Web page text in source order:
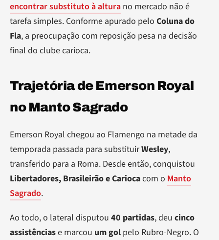
encontrar substituto à altura no mercado não é
tarefa simples. Conforme apurado pelo Coluna do
Fla, a preocupação com reposição pesa na decisão
final do clube carioca.
Trajetória de Emerson Royal
no Manto Sagrado
Emerson Royal chegou ao Flamengo na metade da
temporada passada para substituirWesley,
transferido para a Roma. Desde então, conquistou
Libertadores, Brasileirão e Cariocacom o Manto
Sagrado.
Ao todo, o lateral disputou 40 partidas, deu cinco
assistênciase marcou um gol pelo Rubro-Negro. O